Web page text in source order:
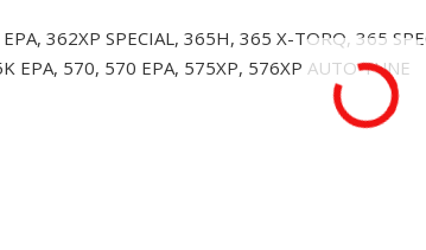
362XP SPECIAL, 365H, 365 X-TORQ, 365
EPA, 570, 570 EPA, 575XP, 576XP AUTO TUNE